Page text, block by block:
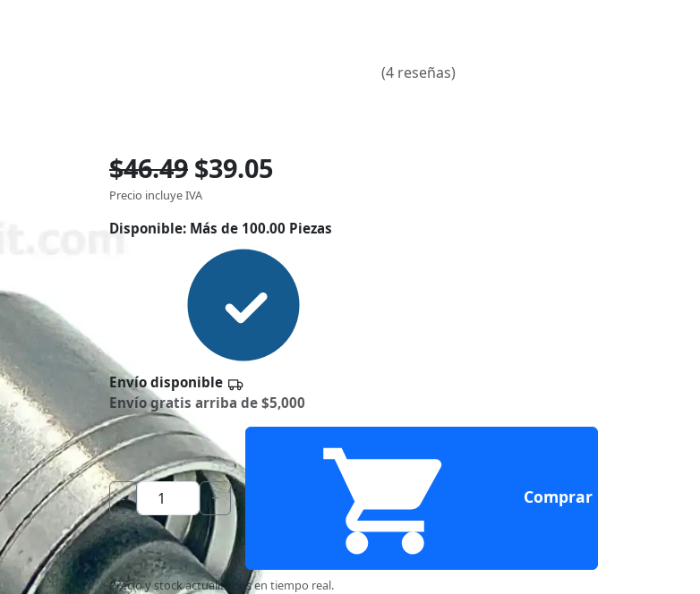
(4 reseñas)
$46.49 $39.05
Precio incluye IVA
Disponible: Más de 100.00 Piezas
Envío disponible
Envío gratis arriba de $5,000
- + Comprar
Precio y stock actualizados en tiempo real.